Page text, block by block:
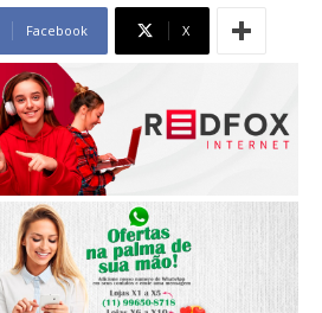
Facebook X